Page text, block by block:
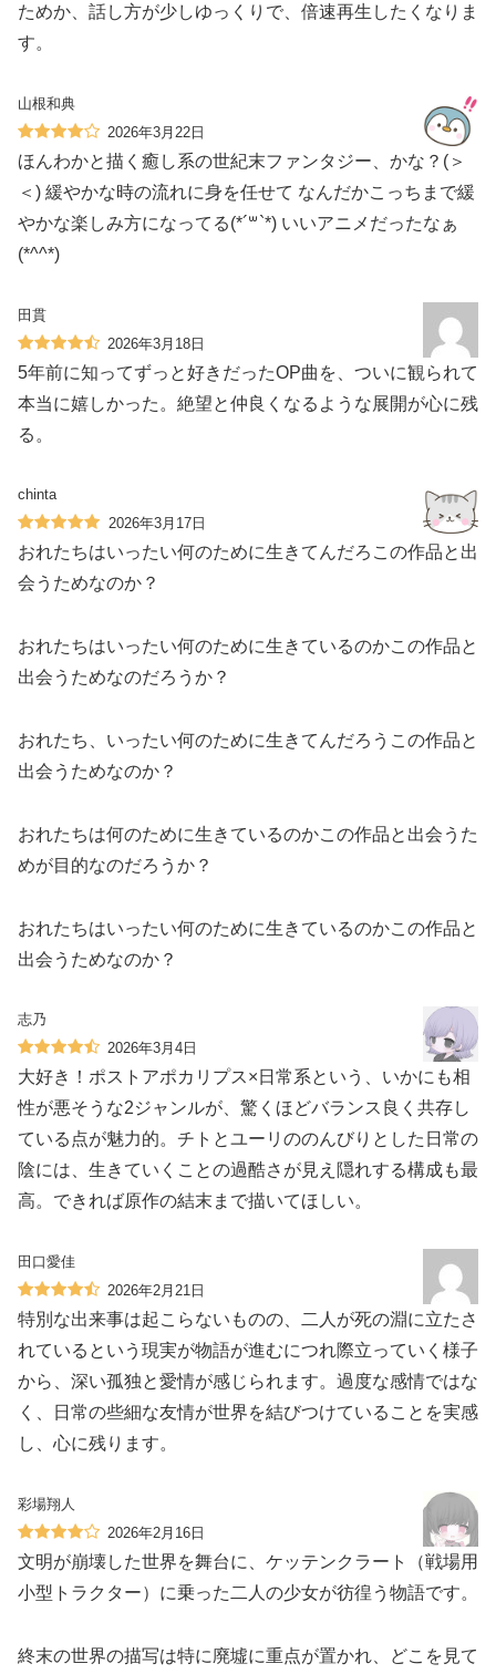
ためか、話し方が少しゆっくりで、倍速再生したくなりま
す。
山根和典
2026年3月22日
ほんわかと描く癒し系の世紀末ファンタジー、かな？(＞
＜) 緩やかな時の流れに身を任せて なんだかこっちまで緩
やかな楽しみ方になってる(*´꒳`*) いいアニメだったなぁ
(*^^*)
田貫
2026年3月18日
5年前に知ってずっと好きだったOP曲を、ついに観られて
本当に嬉しかった。絶望と仲良くなるような展開が心に残
る。
chinta
2026年3月17日
おれたちはいったい何のために生きてんだろこの作品と出
会うためなのか？
おれたちはいったい何のために生きているのかこの作品と
出会うためなのだろうか？
おれたち、いったい何のために生きてんだろうこの作品と
出会うためなのか？
おれたちは何のために生きているのかこの作品と出会うた
めが目的なのだろうか？
おれたちはいったい何のために生きているのかこの作品と
出会うためなのか？
志乃
2026年3月4日
大好き！ポストアポカリプス×日常系という、いかにも相
性が悪そうな2ジャンルが、驚くほどバランス良く共存し
ている点が魅力的。チトとユーリののんびりとした日常の
陰には、生きていくことの過酷さが見え隠れする構成も最
高。できれば原作の結末まで描いてほしい。
田口愛佳
2026年2月21日
特別な出来事は起こらないものの、二人が死の淵に立たさ
れているという現実が物語が進むにつれ際立っていく様子
から、深い孤独と愛情が感じられます。過度な感情ではな
く、日常の些細な友情が世界を結びつけていることを実感
し、心に残ります。
彩場翔人
2026年2月16日
文明が崩壊した世界を舞台に、ケッテンクラート（戦場用
小型トラクター）に乗った二人の少女が彷徨う物語です。
終末の世界の描写は特に廃墟に重点が置かれ、どこを見て